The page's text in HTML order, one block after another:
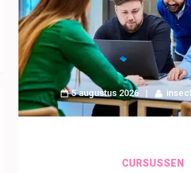
5 augustus 2026
CURSUSSEN